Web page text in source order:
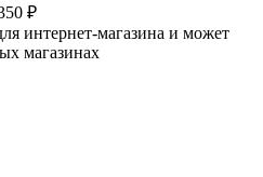
₽
интернет-магазина и может
магазинах